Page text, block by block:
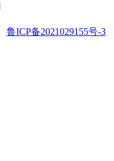
鲁ICP备2021029155号-3